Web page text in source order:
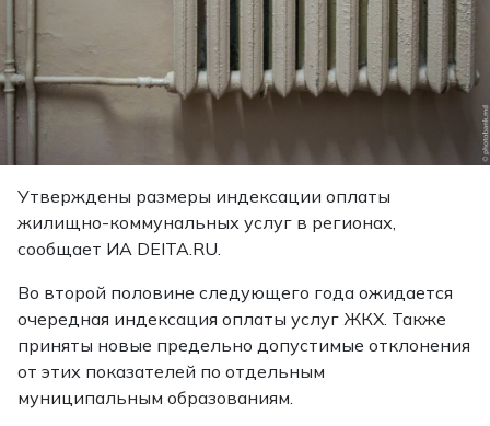
Утверждены размеры индексации оплаты
жилищно-коммунальных услуг в регионах,
сообщает ИА DEITA.RU.
Во второй половине следующего года ожидается
очередная индексация оплаты услуг ЖКХ. Также
приняты новые предельно допустимые отклонения
от этих показателей по отдельным
муниципальным образованиям.